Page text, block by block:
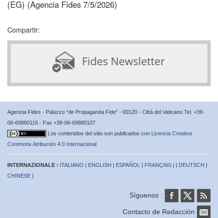
(EG) (Agencia Fides 7/5/2026)
Compartir:
Agenzia Fides - Palazzo “de Propaganda Fide” - 00120 - Città del Vaticano Tel. +39-
06-69880115 - Fax +39-06-69880107
Los contenidos del sitio son publicados con Licencia Creative
Commons Atribución 4.0 Internacional
INTERNAZIONALE : ITALIANO | ENGLISH | ESPAÑOL | FRANÇAIS | | DEUTSCH |
CHINESE |
Síguenos :
Contacto de Redacción